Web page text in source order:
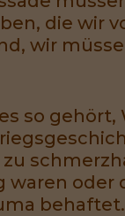
die wir
wir
so
waren
behaftet.